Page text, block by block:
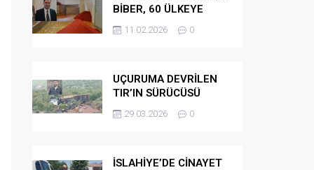
BİBER, 60 ÜLKEYE
İHRAÇ EDİLİYOR
11.02.2026 0
UÇURUMA DEVRİLEN
TIR’IN SÜRÜCÜSÜ
HAYATINI KAYBETTİ
29.03.2026 0
İSLAHİYE’DE CİNAYET